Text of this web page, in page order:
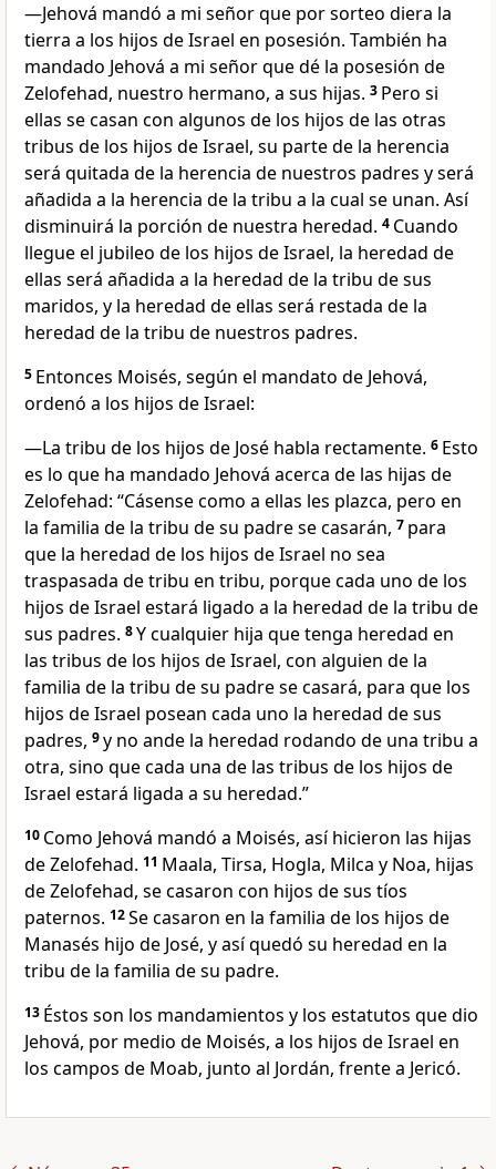
—Jehová mandó a mi señor que por sorteo diera la
tierra a los hijos de Israel en posesión. También ha
mandado Jehová a mi señor que dé la posesión de
Zelofehad, nuestro hermano, a sus hijas. 3 Pero si
ellas se casan con algunos de los hijos de las otras
tribus de los hijos de Israel, su parte de la herencia
será quitada de la herencia de nuestros padres y será
añadida a la herencia de la tribu a la cual se unan. Así
disminuirá la porción de nuestra heredad. 4 Cuando
llegue el jubileo de los hijos de Israel, la heredad de
ellas será añadida a la heredad de la tribu de sus
maridos, y la heredad de ellas será restada de la
heredad de la tribu de nuestros padres.
5 Entonces Moisés, según el mandato de Jehová,
ordenó a los hijos de Israel:
—La tribu de los hijos de José habla rectamente. 6 Esto
es lo que ha mandado Jehová acerca de las hijas de
Zelofehad: “Cásense como a ellas les plazca, pero en
la familia de la tribu de su padre se casarán, 7 para
que la heredad de los hijos de Israel no sea
traspasada de tribu en tribu, porque cada uno de los
hijos de Israel estará ligado a la heredad de la tribu de
sus padres. 8Y cualquier hija que tenga heredad en
las tribus de los hijos de Israel, con alguien de la
familia de la tribu de su padre se casará, para que los
hijos de Israel posean cada uno la heredad de sus
padres, 9y no ande la heredad rodando de una tribu a
otra, sino que cada una de las tribus de los hijos de
Israel estará ligada a su heredad.”
10 Como Jehová mandó a Moisés, así hicieron las hijas
de Zelofehad. 11 Maala, Tirsa, Hogla, Milca y Noa, hijas
de Zelofehad, se casaron con hijos de sus tíos
paternos. 12Se casaron en la familia de los hijos de
Manasés hijo de José, y así quedó su heredad en la
tribu de la familia de su padre.
13 Éstos son los mandamientos y los estatutos que dio
Jehová, por medio de Moisés, a los hijos de Israel en
los campos de Moab, junto al Jordán, frente a Jericó.